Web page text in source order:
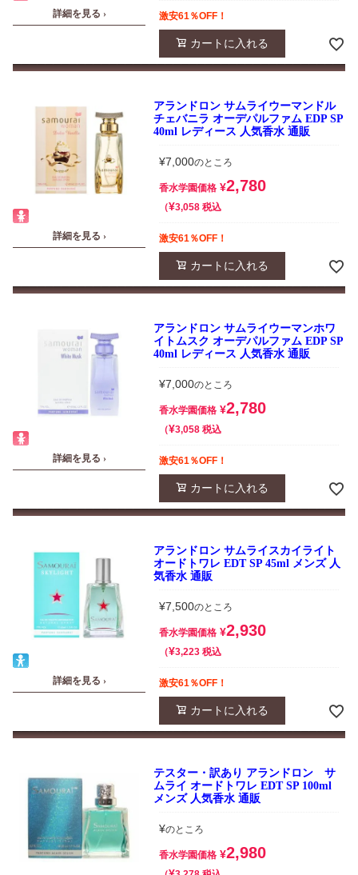
詳細を見る › 激安61％OFF！
カートに入れる
詳細を見る ›
アランドロン サムライウーマンドル
チェバニラ オーデパルファム EDP SP
40ml レディース 人気香水 通販
¥7,000のところ
香水学園価格 ¥2,780
¥3,058 税込
激安61％OFF！
カートに入れる
詳細を見る ›
アランドロン サムライウーマンホワ
イトムスク オーデパルファム EDP SP
40ml レディース 人気香水 通販
¥7,000のところ
香水学園価格 ¥2,780
¥3,058 税込
激安61％OFF！
カートに入れる
詳細を見る ›
アランドロン サムライスカイライト
オードトワレ EDT SP 45ml メンズ 人
気香水 通販
¥7,500のところ
香水学園価格 ¥2,930
¥3,223 税込
激安61％OFF！
カートに入れる
テスター・訳あり アランドロン サ
ムライ オードトワレ EDT SP 100ml
メンズ 人気香水 通販
¥のところ
香水学園価格 ¥2,980